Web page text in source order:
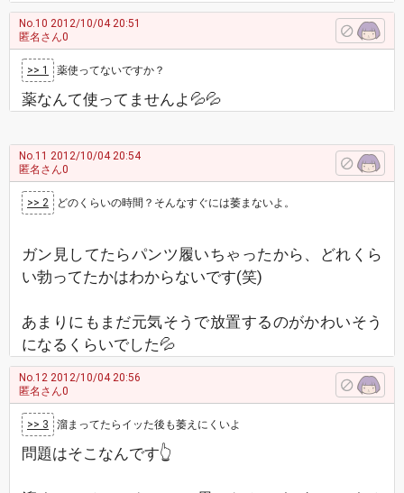
No.10 2012/10/04 20:51
匿名さん0
>> 1 薬使ってないですか？
薬なんて使ってませんよ💦💦
No.11 2012/10/04 20:54
匿名さん0
>> 2 どのくらいの時間？そんなすぐには萎まないよ。
ガン見してたらパンツ履いちゃったから、どれくら
い勃ってたかはわからないです(笑)
あまりにもまだ元気そうで放置するのがかわいそう
になるくらいでした💦
No.12 2012/10/04 20:56
匿名さん0
>> 3 溜まってたらイッた後も萎えにくいよ
問題はそこなんです👆